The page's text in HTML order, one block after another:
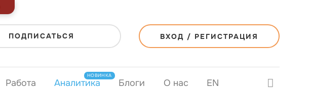
ПОДПИСАТЬСЯ ВХОД / РЕГИСТРАЦИЯ
Работа Аналитика
НОВИНКА
Блоги О нас EN